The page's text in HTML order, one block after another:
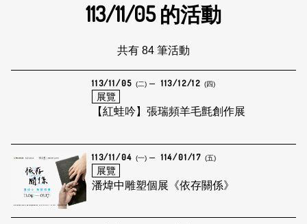
113/11/05的活動
共有 84 筆活動
113/11/05 (二) 113/12/12 (四)
展覽
【紅蛙吟】張瑞頻羊毛氈創作展
113/11/04 (一) 114/01/17 (五)
展覽
潘煒中雕塑個展《依存關係》